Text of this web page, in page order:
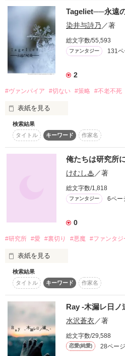
是非ご覧下さい！
2009/06/23から一週間、野いちご
頂きました。
作品を
『カゲロウの血』を持つ彼女のそば
いつも幽霊が集まってくる──。
「『カゲロウの血』は そういう運
──親戚のお兄さん、藤堂 秋（ﾄｳﾄﾞｳ
「お前が消えちまったらツラいんだ
──自称・霊能力者、八峠 （ﾔﾄｳｹﾞ）
────────────
「……幽霊なんて、怖くないッ!!」
……ううん、本当は怖いよ。 最高に
Tageliet──永遠
染井与詩乃 ／著
総文字数/55,593
ファンタジー 131ペ
2
#ヴァンパイア #切ない #策略 #不老不死
表紙を見る
『それは、泣きたくなるほど綺麗
月光に導かれ出会いしその人は
この世に生きるただ唯一の存在。
「あなた⋯⋯本当にヴァンパイ
下弦の月が美しく弧を描き淡く闇夜
「なら、試してみるか？」
揺蕩う雲に隠れる影。
首筋を伝う柔らかな唇は揶揄うよ
────────
検索結果
タイトル
キーワード 作家名
俺たちは研究所
けむし♨ ／著
総文字数/1,818
ファンタジー 6ペー
0
#研究所 #愛 #裏切り #悪魔 #ファンタジ
表紙を見る
遠い遠い未来｡
世界は廃退しきっていたが､
多くの人間は 未だに生延びていた｡
検索結果
タイトル
キーワード 作家名
Ray -木漏レ日ノ
水沢蒼衣／著
総文字数/29,588
恋愛(純愛) 28ページ